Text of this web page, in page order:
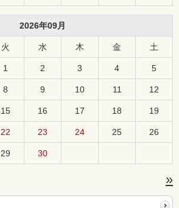
2026年09月
火 水 木 金 土
1 2 3 4 5
8 9 10 11 12
15 16 17 18 19
22 23 24 25 26
29 30
»